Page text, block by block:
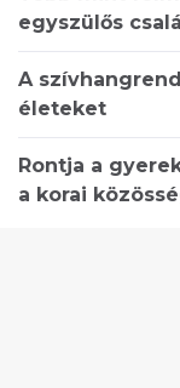
egyszülős
A
életeket
Rontja a
a korai